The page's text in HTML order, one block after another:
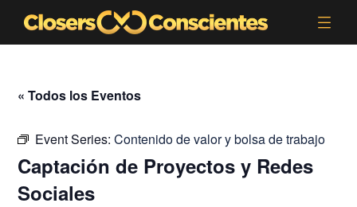
« Todos los Eventos
Event Series:Contenido de valor y bolsa de trabajo
Captación de Proyectos y Redes
Sociales